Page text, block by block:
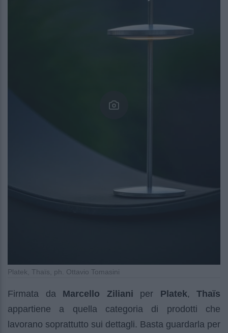
Platek, Thaïs, ph. Ottavio Tomasini
Firmata da Marcello Ziliani per Platek, Thaïs
appartiene a quella categoria di prodotti che
lavorano soprattutto sui dettagli. Basta guardarla per